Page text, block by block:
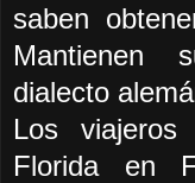
saben
Mantienen
dialecto
Los
Florida en